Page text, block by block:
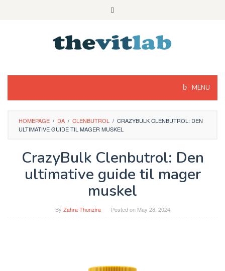
MENU
HOMEPAGE / DA / CLENBUTROL / CRAZYBULK CLENBUTROL: DEN
ULTIMATIVE GUIDE TIL MAGER MUSKEL
CrazyBulk Clenbutrol: Den
ultimative guide til mager
muskel
By Zahra Thunzira Posted on May 28, 2024